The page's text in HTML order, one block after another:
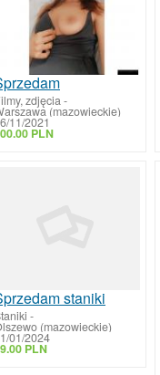
zdjęcia-
(mazowieckie)
11/2021
PLN
staniki
-
(mazowieckie)
01/2024
PLN